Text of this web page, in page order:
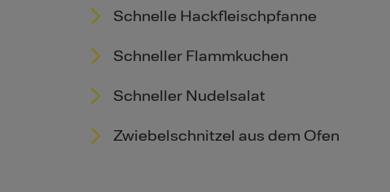
Schnelle Hackfleischpfanne
Schneller Flammkuchen
Schneller Nudelsalat
Zwiebelschnitzel aus dem Ofen